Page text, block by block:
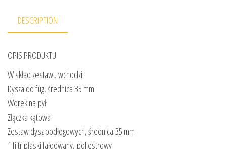
DESCRIPTION
OPIS PRODUKTU
W skład zestawu wchodzi:
Dysza do fug, średnica 35 mm
Worek na pył
Złączka kątowa
Zestaw dysz podłogowych, średnica 35 mm
1 filtr płaski fałdowany, poliestrowy